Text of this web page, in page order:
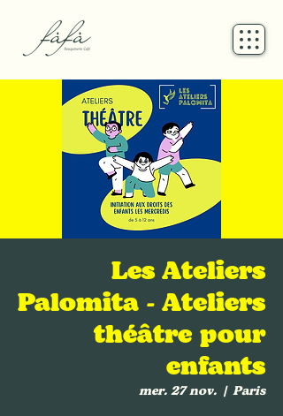
Les Ateliers
Palomita - Ateliers
théâtre pour
enfants
mer. 27 nov.
  |
Paris